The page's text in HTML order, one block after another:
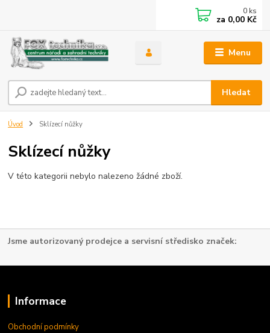
Menu
Hledat
0 ks
za 0,00 Kč
Úvod Sklízecí nůžky
Sklízecí nůžky
V této kategorii nebylo nalezeno žádné zboží.
Jsme autorizovaný prodejce a servisní středisko značek:
Informace
Obchodní podmínky